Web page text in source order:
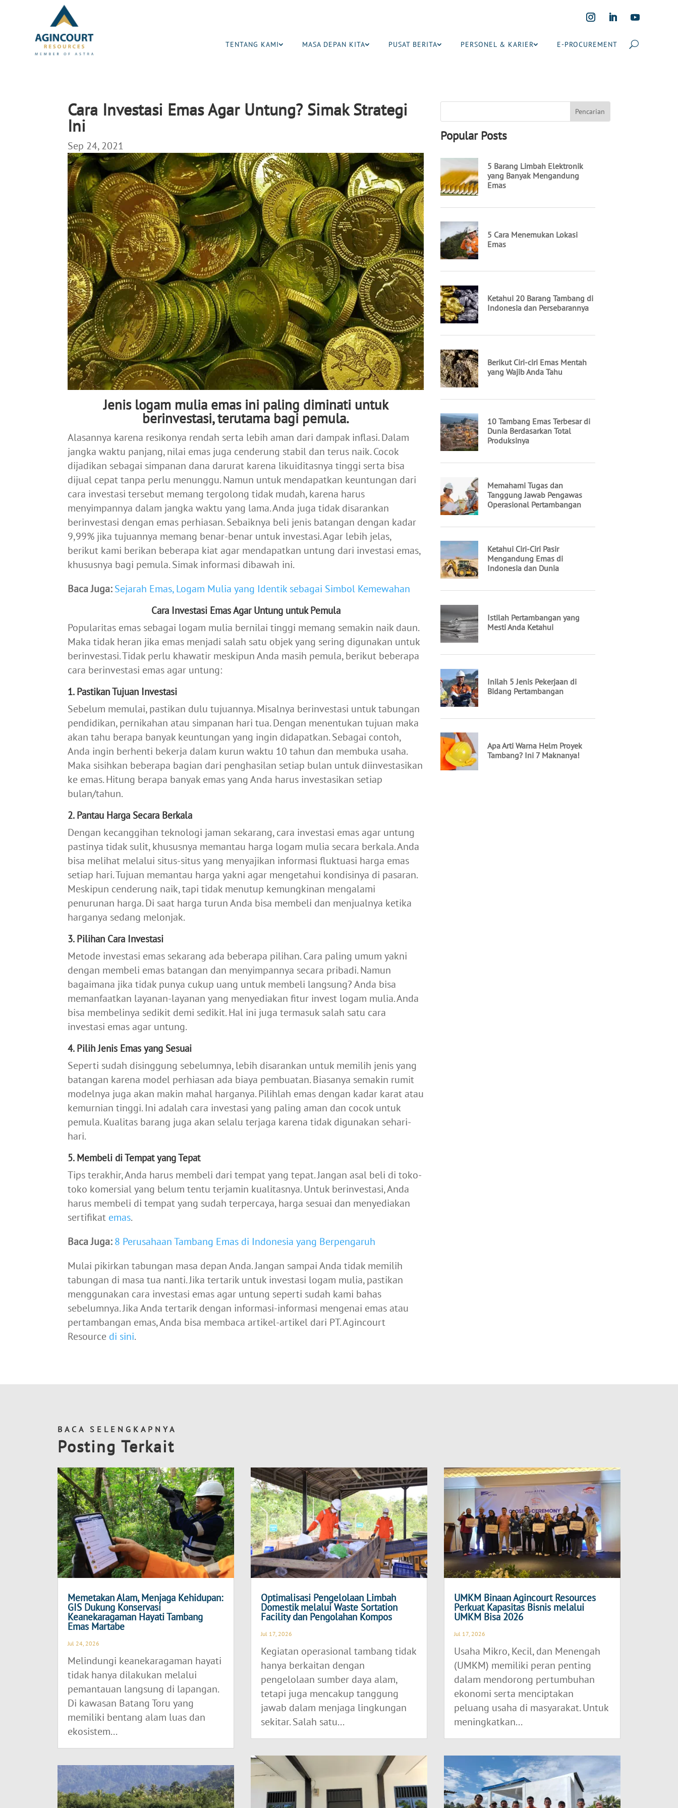
TENTANG KAMI MASA DEPAN KITA PUSAT BERITA PERSONEL & KARIER E-PROCUREMENT
Cara Investasi Emas Agar Untung? Simak Strategi
Ini
Sep 24, 2021
Jenis logam mulia emas ini paling diminati untuk
berinvestasi, terutama bagi pemula.
Alasannya karena resikonya rendah serta lebih aman dari dampak inflasi. Dalam
jangka waktu panjang, nilai emas juga cenderung stabil dan terus naik. Cocok
dijadikan sebagai simpanan dana darurat karena likuiditasnya tinggi serta bisa
dijual cepat tanpa perlu menunggu. Namun untuk mendapatkan keuntungan dari
cara investasi tersebut memang tergolong tidak mudah, karena harus
menyimpannya dalam jangka waktu yang lama. Anda juga tidak disarankan
berinvestasi dengan emas perhiasan. Sebaiknya beli jenis batangan dengan kadar
9,99% jika tujuannya memang benar-benar untuk investasi. Agar lebih jelas,
berikut kami berikan beberapa kiat agar mendapatkan untung dari investasi emas,
khususnya bagi pemula. Simak informasi dibawah ini.
Baca Juga: Sejarah Emas, Logam Mulia yang Identik sebagai Simbol Kemewahan
Cara Investasi Emas Agar Untung untuk Pemula
Popularitas emas sebagai logam mulia bernilai tinggi memang semakin naik daun.
Maka tidak heran jika emas menjadi salah satu objek yang sering digunakan untuk
berinvestasi. Tidak perlu khawatir meskipun Anda masih pemula, berikut beberapa
cara berinvestasi emas agar untung:
1. Pastikan Tujuan Investasi
Sebelum memulai, pastikan dulu tujuannya. Misalnya berinvestasi untuk tabungan
pendidikan, pernikahan atau simpanan hari tua. Dengan menentukan tujuan maka
akan tahu berapa banyak keuntungan yang ingin didapatkan. Sebagai contoh,
Anda ingin berhenti bekerja dalam kurun waktu 10 tahun dan membuka usaha.
Maka sisihkan beberapa bagian dari penghasilan setiap bulan untuk diinvestasikan
ke emas. Hitung berapa banyak emas yang Anda harus investasikan setiap
bulan/tahun.
2. Pantau Harga Secara Berkala
Dengan kecanggihan teknologi jaman sekarang, cara investasi emas agar untung
pastinya tidak sulit, khususnya memantau harga logam mulia secara berkala. Anda
bisa melihat melalui situs-situs yang menyajikan informasi fluktuasi harga emas
setiap hari. Tujuan memantau harga yakni agar mengetahui kondisinya di pasaran.
Meskipun cenderung naik, tapi tidak menutup kemungkinan mengalami
penurunan harga. Di saat harga turun Anda bisa membeli dan menjualnya ketika
harganya sedang melonjak.
3. Pilihan Cara Investasi
Metode investasi emas sekarang ada beberapa pilihan. Cara paling umum yakni
dengan membeli emas batangan dan menyimpannya secara pribadi. Namun
bagaimana jika tidak punya cukup uang untuk membeli langsung? Anda bisa
memanfaatkan layanan-layanan yang menyediakan fitur invest logam mulia. Anda
bisa membelinya sedikit demi sedikit. Hal ini juga termasuk salah satu cara
investasi emas agar untung.
4. Pilih Jenis Emas yang Sesuai
Seperti sudah disinggung sebelumnya, lebih disarankan untuk memilih jenis yang
batangan karena model perhiasan ada biaya pembuatan. Biasanya semakin rumit
modelnya juga akan makin mahal harganya. Pilihlah emas dengan kadar karat atau
kemurnian tinggi. Ini adalah cara investasi yang paling aman dan cocok untuk
pemula. Kualitas barang juga akan selalu terjaga karena tidak digunakan sehari-
hari.
5. Membeli di Tempat yang Tepat
Tips terakhir, Anda harus membeli dari tempat yang tepat. Jangan asal beli di toko-
toko komersial yang belum tentu terjamin kualitasnya. Untuk berinvestasi, Anda
harus membeli di tempat yang sudah terpercaya, harga sesuai dan menyediakan
sertifikat emas.
Baca Juga: 8 Perusahaan Tambang Emas di Indonesia yang Berpengaruh
Mulai pikirkan tabungan masa depan Anda. Jangan sampai Anda tidak memilih
tabungan di masa tua nanti. Jika tertarik untuk investasi logam mulia, pastikan
menggunakan cara investasi emas agar untung seperti sudah kami bahas
sebelumnya. Jika Anda tertarik dengan informasi-informasi mengenai emas atau
pertambangan emas, Anda bisa membaca artikel-artikel dari PT. Agincourt
Resource di sini.
Popular Posts
BACA SELENGKAPNYA
Posting Terkait
Memetakan Alam, Menjaga Kehidupan:
GIS Dukung Konservasi
Keanekaragaman Hayati Tambang
Emas Martabe
Jul 24, 2026
Melindungi keanekaragaman hayati
tidak hanya dilakukan melalui
pemantauan langsung di lapangan.
Di kawasan Batang Toru yang
memiliki bentang alam luas dan
ekosistem...
Optimalisasi Pengelolaan Limbah
Domestik melalui Waste Sortation
Facility dan Pengolahan Kompos
Jul 17, 2026
Kegiatan operasional tambang tidak
hanya berkaitan dengan
pengelolaan sumber daya alam,
tetapi juga mencakup tanggung
jawab dalam menjaga lingkungan
sekitar. Salah satu...
UMKM Binaan Agincourt Resources
Perkuat Kapasitas Bisnis melalui
UMKM Bisa 2026
Jul 17, 2026
Usaha Mikro, Kecil, dan Menengah
(UMKM) memiliki peran penting
dalam mendorong pertumbuhan
ekonomi serta menciptakan
peluang usaha di masyarakat. Untuk
meningkatkan...